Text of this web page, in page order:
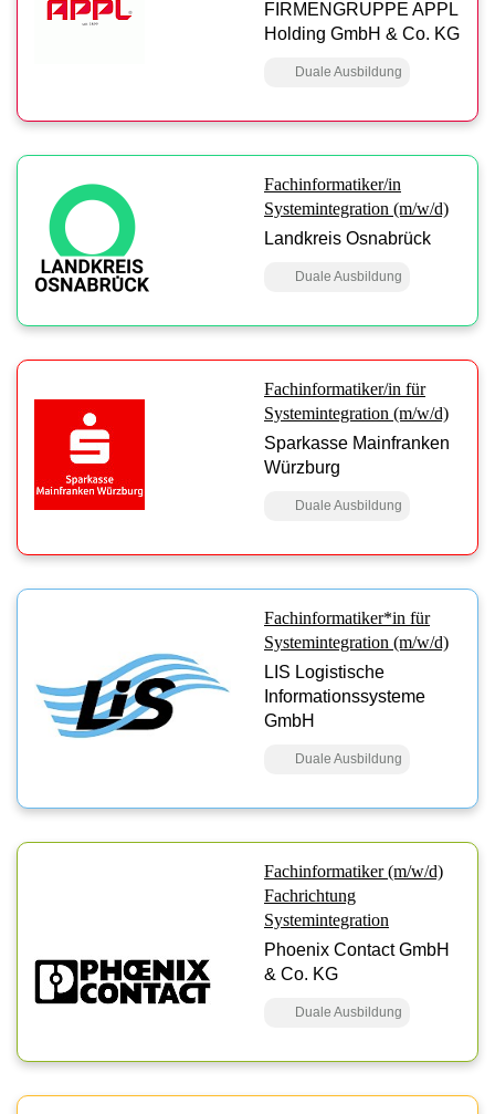
FIRMENGRUPPE APPL
Holding GmbH & Co. KG
Duale Ausbildung
Fachinformatiker/in
Systemintegration (m/w/d)
Landkreis Osnabrück
Duale Ausbildung
Fachinformatiker/in für
Systemintegration (m/w/d)
Sparkasse Mainfranken
Würzburg
Duale Ausbildung
Fachinformatiker*in für
Systemintegration (m/w/d)
LIS Logistische
Informationssysteme
GmbH
Duale Ausbildung
Fachinformatiker (m/w/d)
Fachrichtung
Systemintegration
Phoenix Contact GmbH
& Co. KG
Duale Ausbildung